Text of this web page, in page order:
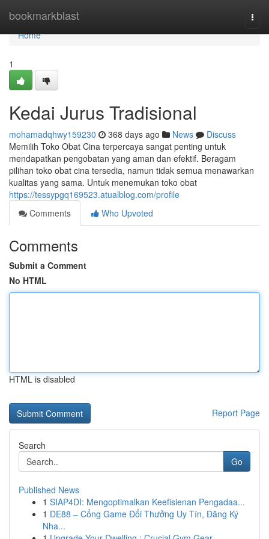
bookmarkblast
Home
Home
1
Kedai Jurus Tradisional
mohamadqhwy159230 368 days ago News
Discuss
Memilih Toko Obat Cina terpercaya sangat penting untuk
mendapatkan pengobatan yang aman dan efektif. Beragam
pilihan toko obat cina tersedia, namun tidak semua menawarkan
kualitas yang sama. Untuk menemukan toko obat
https://tessypgq169523.atualblog.com/profile
Comments
Who Upvoted
Comments
Submit a Comment
No HTML
HTML is disabled
Report Page
Search
Go
Published News
1 SIAP4DI: Mengoptimalkan Keefisienan Pengadaa...
1 DE88 – Cổng Game Đổi Thưởng Uy Tín, Đăng Ký
Nha...